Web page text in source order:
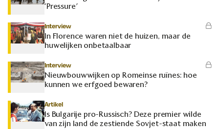
‘Pressure’
Interview
In Florence waren niet de huizen, maar de
huwelijken onbetaalbaar
Interview
Nieuwbouwwijken op Romeinse ruïnes: hoe
kunnen we erfgoed bewaren?
Artikel
Is Bulgarije pro-Russisch? Deze premier wilde
van zijn land de zestiende Sovjet-staat maken